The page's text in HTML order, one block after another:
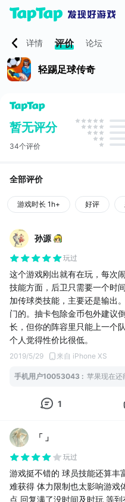
详情 评价 论坛
轻踢足球传奇
暂无评分
34个评价
全部评价
游戏时长 1h+ 好评
孙源
玩过
这个游戏刚出就有在玩，每次
技能方面，后卫只需要一个时
加传球类技能，主要还是输出
门的。抽卡包除金币包外建议
长，但你的阵容里只能上一个
个人觉得性价比很低。
2019/5/29 来自 iPhone XS
手机用户10053043 : 苹果现在还
1
「 」
玩过
游戏挺不错的 球员技能还算丰
难获得 体力限制也太影响游戏
点 回复满了没时间及时玩 等